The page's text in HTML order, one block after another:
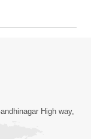
High way,